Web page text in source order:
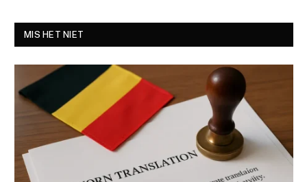
MIS HET NIET